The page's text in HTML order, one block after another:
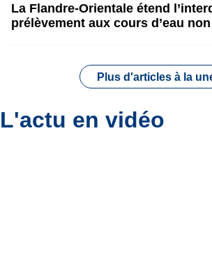
La Flandre-Orientale étend
prélèvement aux cours d’eau
Plus d'articles à la
L'actu en vidéo